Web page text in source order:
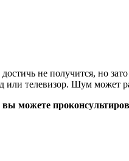
не получится, но
или телевизор. Шум
вы можете